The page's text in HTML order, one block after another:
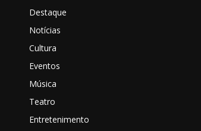
Destaque
Notícias
Cultura
Eventos
Música
Teatro
Entretenimento